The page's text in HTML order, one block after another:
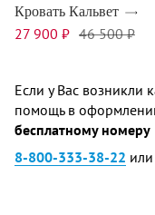
Кровать Кальвет
27 900 ₽ 46 500 ₽
Если у Вас возникли
помощь в
бесплатному номеру
8-800-333-38-22 или